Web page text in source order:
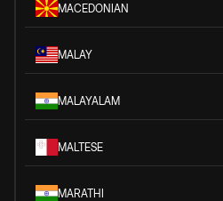
MACEDONIAN
MALAY
MALAYALAM
MALTESE
MARATHI